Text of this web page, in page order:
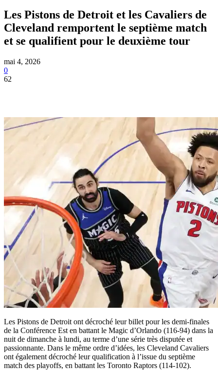
Les Pistons de Detroit et les Cavaliers de
Cleveland remportent le septième match
et se qualifient pour le deuxième tour
mai 4, 2026
0
62
Les Pistons de Detroit ont décroché leur billet pour les demi-finales
de la Conférence Est en battant le Magic d’Orlando (116-94) dans la
nuit de dimanche à lundi, au terme d’une série très disputée et
passionnante. Dans le même ordre d’idées, les Cleveland Cavaliers
ont également décroché leur qualification à l’issue du septième
match des playoffs, en battant les Toronto Raptors (114-102).